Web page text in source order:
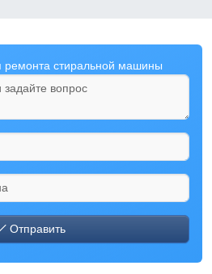
ремонта стиральной машины
Отправить